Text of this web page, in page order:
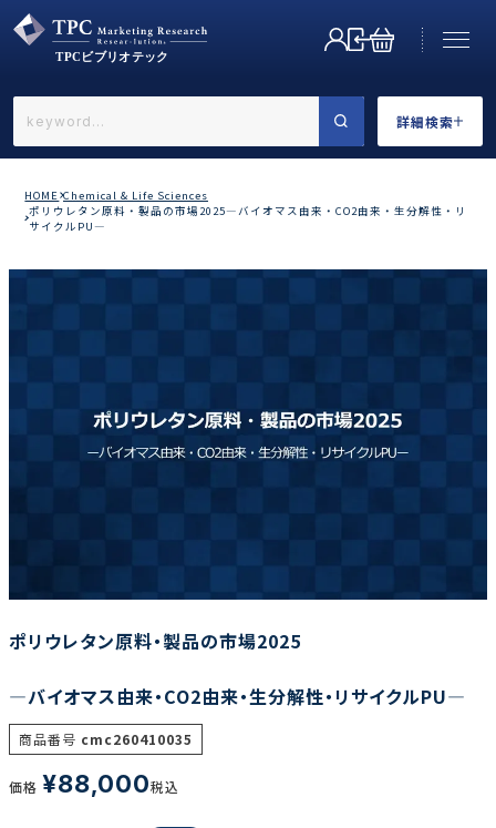
詳細検索
←戻る
カテゴリで選ぶ
調査の種類で選ぶ
リセット
HOME Chemical & Life Sciences
ポリウレタン原料・製品の市場2025―バイオマス由来・CO2由来・生分解性・リ
サイクルPU―
ポリウレタン原料・製品の市場2025
―バイオマス由来・CO2由来・生分解性・リサイクルPU―
商品番号 cmc260410035
価格 ¥88,000税込